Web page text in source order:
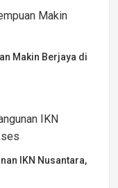
Makin Berjaya di
IKN Nusantara,